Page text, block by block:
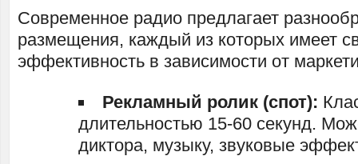
Современное радио предлагает
размещения, каждый из которых имеет
эффективность в зависимости от
Рекламный ролик (спот):
длительностью 15-60 секунд.
диктора, музыку, звуковые